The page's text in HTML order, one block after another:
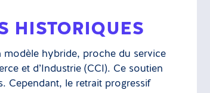
HISTORIQUES
modèle hybride, proche du service
et d’Industrie (CCI). Ce soutien
Cependant, le retrait progressif